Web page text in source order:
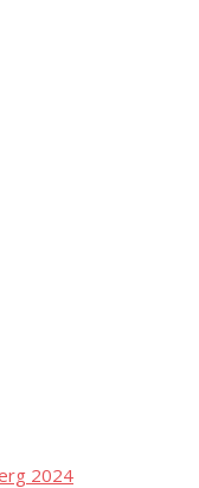
2024